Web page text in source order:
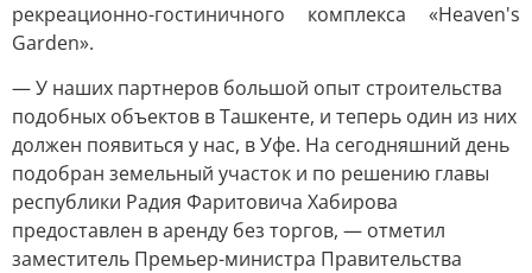
рекреационно-гостиничного комплекса «Heaven's
Garden».
— У наших партнеров большой опыт строительства
подобных объектов в Ташкенте, и теперь один из них
должен появиться у нас, в Уфе. На сегодняшний день
подобран земельный участок и по решению главы
республики Радия Фаритовича Хабирова
предоставлен в аренду без торгов, — отметил
заместитель Премьер-министра Правительства